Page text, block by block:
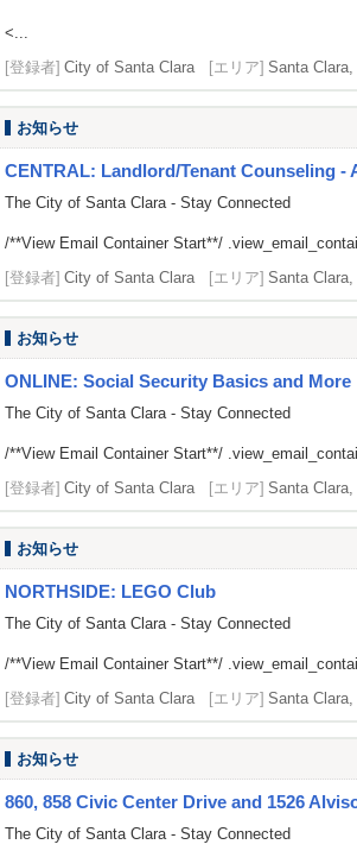
<...
[登録者] City of Santa Clara [エリア] Santa Clara,
お知らせ
CENTRAL: Landlord/Tenant Counseling -
The City of Santa Clara - Stay Connected
/**View Email Container Start**/
[登録者] City of Santa Clara [エリア] Santa Clara,
お知らせ
ONLINE: Social Security Basics and More
The City of Santa Clara - Stay Connected
/**View Email Container Start**/
[登録者] City of Santa Clara [エリア] Santa Clara,
お知らせ
NORTHSIDE: LEGO Club
The City of Santa Clara - Stay Connected
/**View Email Container Start**/
[登録者] City of Santa Clara [エリア] Santa Clara,
お知らせ
860, 858 Civic Center Drive and 1526
The City of Santa Clara - Stay Connected